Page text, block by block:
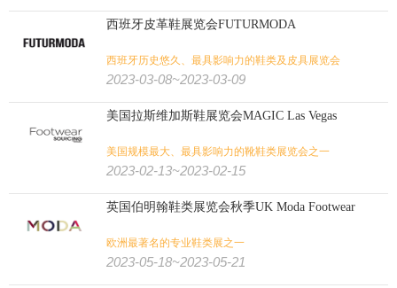
西班牙皮革鞋展览会FUTURMODA
西班牙历史悠久、最具影响力的鞋类及皮具展览会
2023-03-08~2023-03-09
美国拉斯维加斯鞋展览会MAGIC Las Vegas
美国规模最大、最具影响力的靴鞋类展览会之一
2023-02-13~2023-02-15
英国伯明翰鞋类展览会秋季UK Moda Footwear
欧洲最著名的专业鞋类展之一
2023-05-18~2023-05-21